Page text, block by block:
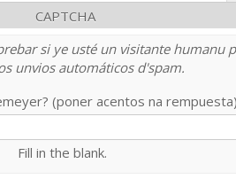
CAPTCHA
si ye usté un visitante humanu
unvios automáticos d'spam.
(poner acentos na
Fill in the blank.